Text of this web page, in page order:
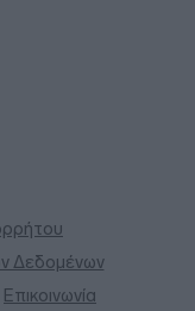
Δεδομένων
Επικοινωνία